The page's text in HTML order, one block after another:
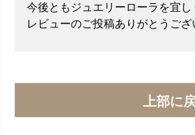
今後ともジュエリーローラを宜し
レビューのご投稿ありがとうござ
上部に